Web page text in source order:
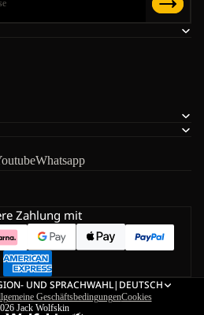
Whatsapp
Zahlung mit
UND SPRACHWAHL| DEUTSCH
GeschäftsbedingungenCookies
Jack Wolfskin